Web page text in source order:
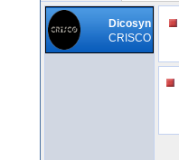
Dicosyn
CRISCO